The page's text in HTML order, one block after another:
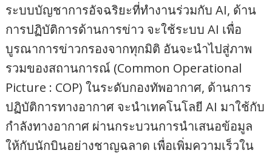
ระบบบัญชาการอัจฉริยะที่ทำงานร่วมกับ AI, ด้าน
การปฏิบัติการด้านการข่าว จะใช้ระบบ AI เพื่อ
บูรณาการข่าวกรองจากทุกมิติ อันจะนำไปสู่ภาพ
รวมของสถานการณ์ (Common Operational
Picture : COP) ในระดับกองทัพอากาศ, ด้านการ
ปฏิบัติการทางอากาศ จะนำเทคโนโลยี AI มาใช้กับ
กำลังทางอากาศ ผ่านกระบวนการนำเสนอข้อมูล
ให้กับนักบินอย่างชาญฉลาด เพื่อเพิ่มความเร็วใน